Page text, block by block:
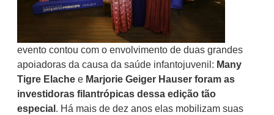
evento contou com o envolvimento de duas grandes
apoiadoras da causa da saúde infantojuvenil: Many
Tigre Elache e Marjorie Geiger Hauser foram as
investidoras filantrópicas dessa edição tão
especial . Há mais de dez anos elas mobilizam suas